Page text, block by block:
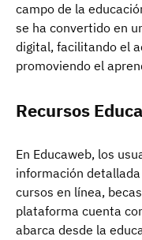
campo de la
se ha convertido en
digital, facilitando el
promoviendo el
Recursos
En Educaweb, los
información
cursos en línea,
plataforma cuenta
abarca desde la